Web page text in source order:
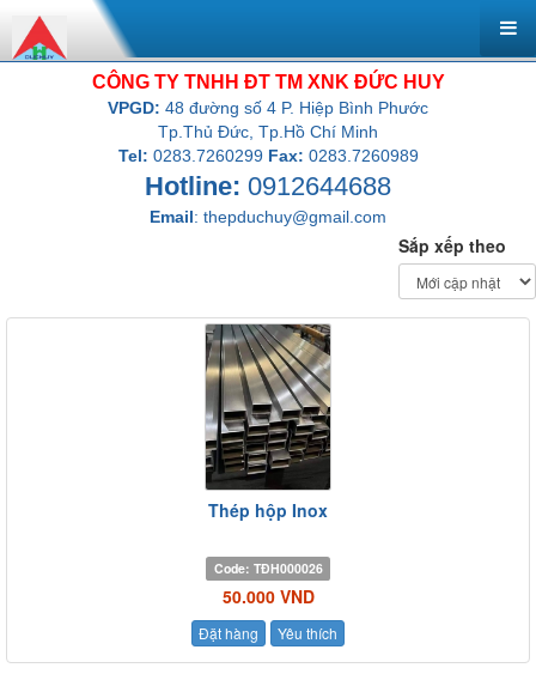
CÔNG TY TNHH ĐT TM XNK ĐỨC HUY
VPGD: 48 đường số 4 P. Hiệp Bình Phước
Tp.Thủ Đức, Tp.Hồ Chí Minh
Tel: 0283.7260299 Fax: 0283.7260989
Hotline: 0912644688
Email: thepduchuy@gmail.com
Sắp xếp theo
Thép hộp Inox
Code: TĐH000026
50.000 VND
Đặt hàng Yêu thích